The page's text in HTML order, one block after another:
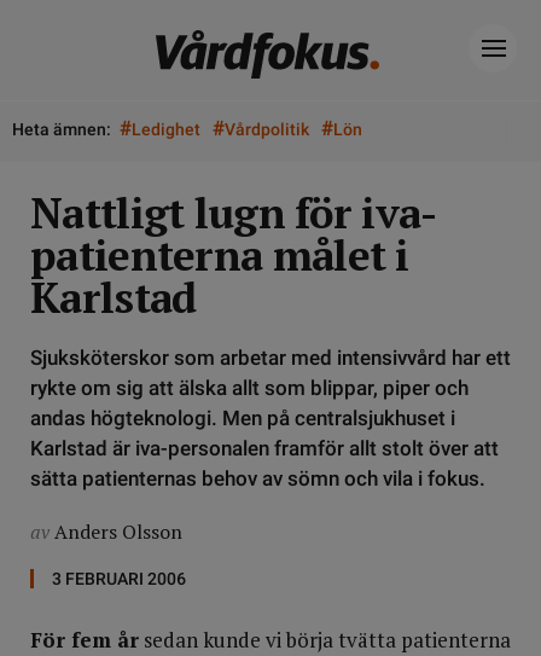
Heta ämnen: #Ledighet #Vårdpolitik #Lön
Nattligt lugn för iva-
patienterna målet i
Karlstad
Sjuksköterskor som arbetar med intensivvård har ett
rykte om sig att älska allt som blippar, piper och
andas högteknologi. Men på centralsjukhuset i
Karlstad är iva-personalen framför allt stolt över att
sätta patienternas behov av sömn och vila i fokus.
avAnders Olsson
3 FEBRUARI 2006
För fem år sedan kunde vi börja tvätta patienterna